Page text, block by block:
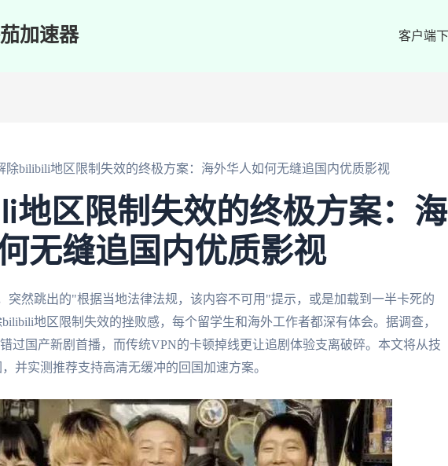
加速器 客户端
除bilibili地区限制失效的终极方案：海外华人如何无缝追国内优质影视
地区限制失效的终极方案：海
无缝追国内优质影视
突然跳出的"根据当地法律法规，该内容不可用"提示，或是加载到一半卡死的
bilibili地区限制失效的挫败感，每个留学生和海外工作者都深有体会。据调查，
过国产新剧首播，而传统VPN的卡顿掉线更让追剧体验支离破碎。本文将从技
并实测推荐支持高清无缓冲的回国加速方案。